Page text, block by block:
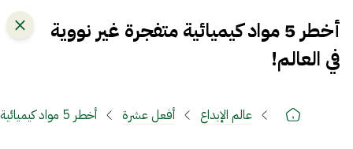
أخطر 5 مواد كيميائية متفجرة غير نووية
في العالم!
عالم الإبداع أفعل عشرة أخطر 5 مواد كيميائية متفجرة غير نووية في العالم!